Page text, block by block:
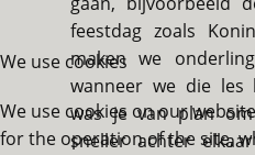
feestdag zoals
maken we
wanneer we die les
was je van plan
sneller achter
We use cookies
We use cookies on our
for the operation of the site,